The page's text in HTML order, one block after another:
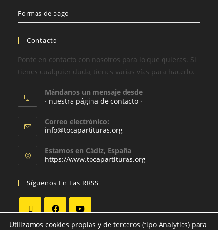
Formas de pago
Contacto
Ponte en contacto con nosotros para lo que quieras. Si
tienes cualquier duda, tienes varias vías para hacerlo:
Mándanos un mensaje desde
· nuestra página de contacto ·
Correo electrónico:
info@tocapartituras.org
Estamos en Cádiz, España
https://www.tocapartituras.org
Síguenos En Las RRSS
Utilizamos cookies propias y de terceros (tipo Analytics) para